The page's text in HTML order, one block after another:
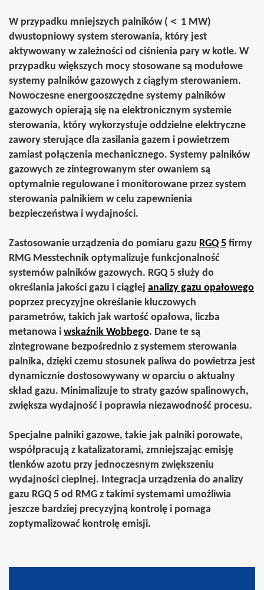
W przypadku mniejszych palników (＜ 1 MW)
dwustopniowy system sterowania, który jest
aktywowany w zależności od ciśnienia pary w kotle. W
przypadku większych mocy stosowane są modułowe
systemy palników gazowych z ciągłym sterowaniem.
Nowoczesne energooszczędne systemy palników
gazowych opierają się na elektronicznym systemie
sterowania, który wykorzystuje oddzielne elektryczne
zawory sterujące dla zasilania gazem i powietrzem
zamiast połączenia mechanicznego. Systemy palników
gazowych ze zintegrowanym ster owaniem są
optymalnie regulowane i monitorowane przez system
sterowania palnikiem w celu zapewnienia
bezpieczeństwa i wydajności.
Zastosowanie urządzenia do pomiaru gazu RGQ 5 firmy
RMG Messtechnik optymalizuje funkcjonalność
systemów palników gazowych. RGQ 5 służy do
określania jakości gazu i ciągłej analizy gazu opałowego
poprzez precyzyjne określanie kluczowych
parametrów, takich jak wartość opałowa, liczba
metanowa i wskaźnik Wobbego. Dane te są
zintegrowane bezpośrednio z systemem sterowania
palnika, dzięki czemu stosunek paliwa do powietrza jest
dynamicznie dostosowywany w oparciu o aktualny
skład gazu. Minimalizuje to straty gazów spalinowych,
zwiększa wydajność i poprawia niezawodność procesu.
Specjalne palniki gazowe, takie jak palniki porowate,
współpracują z katalizatorami, zmniejszając emisję
tlenków azotu przy jednoczesnym zwiększeniu
wydajności cieplnej. Integracja urządzenia do analizy
gazu RGQ 5 od RMG z takimi systemami umożliwia
jeszcze bardziej precyzyjną kontrolę i pomaga
zoptymalizować kontrolę emisji.